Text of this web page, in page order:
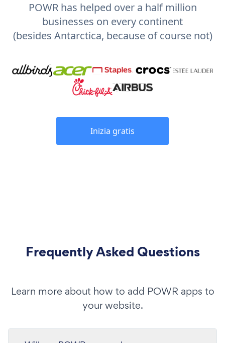
POWR has helped over a half million
businesses on every continent
(besides Antarctica, because of course not)
Inizia gratis
Frequently Asked Questions
Learn more about how to add POWR apps to
your website.